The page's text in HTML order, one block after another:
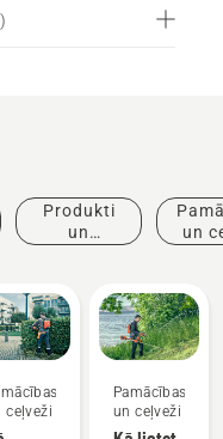
)
Produkti
un
un
ceļveži
Pamācības
un ceļveži